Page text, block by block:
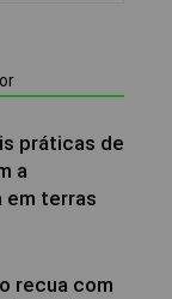
práticas de
a
em terras
recua com